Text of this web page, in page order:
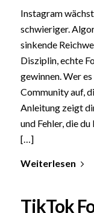
Instagram
schwieriger.
sinkende
Disziplin, echte
gewinnen. Wer
Community auf,
Anleitung zeigt
und Fehler, die
[…]
Weiterlesen
TikTok